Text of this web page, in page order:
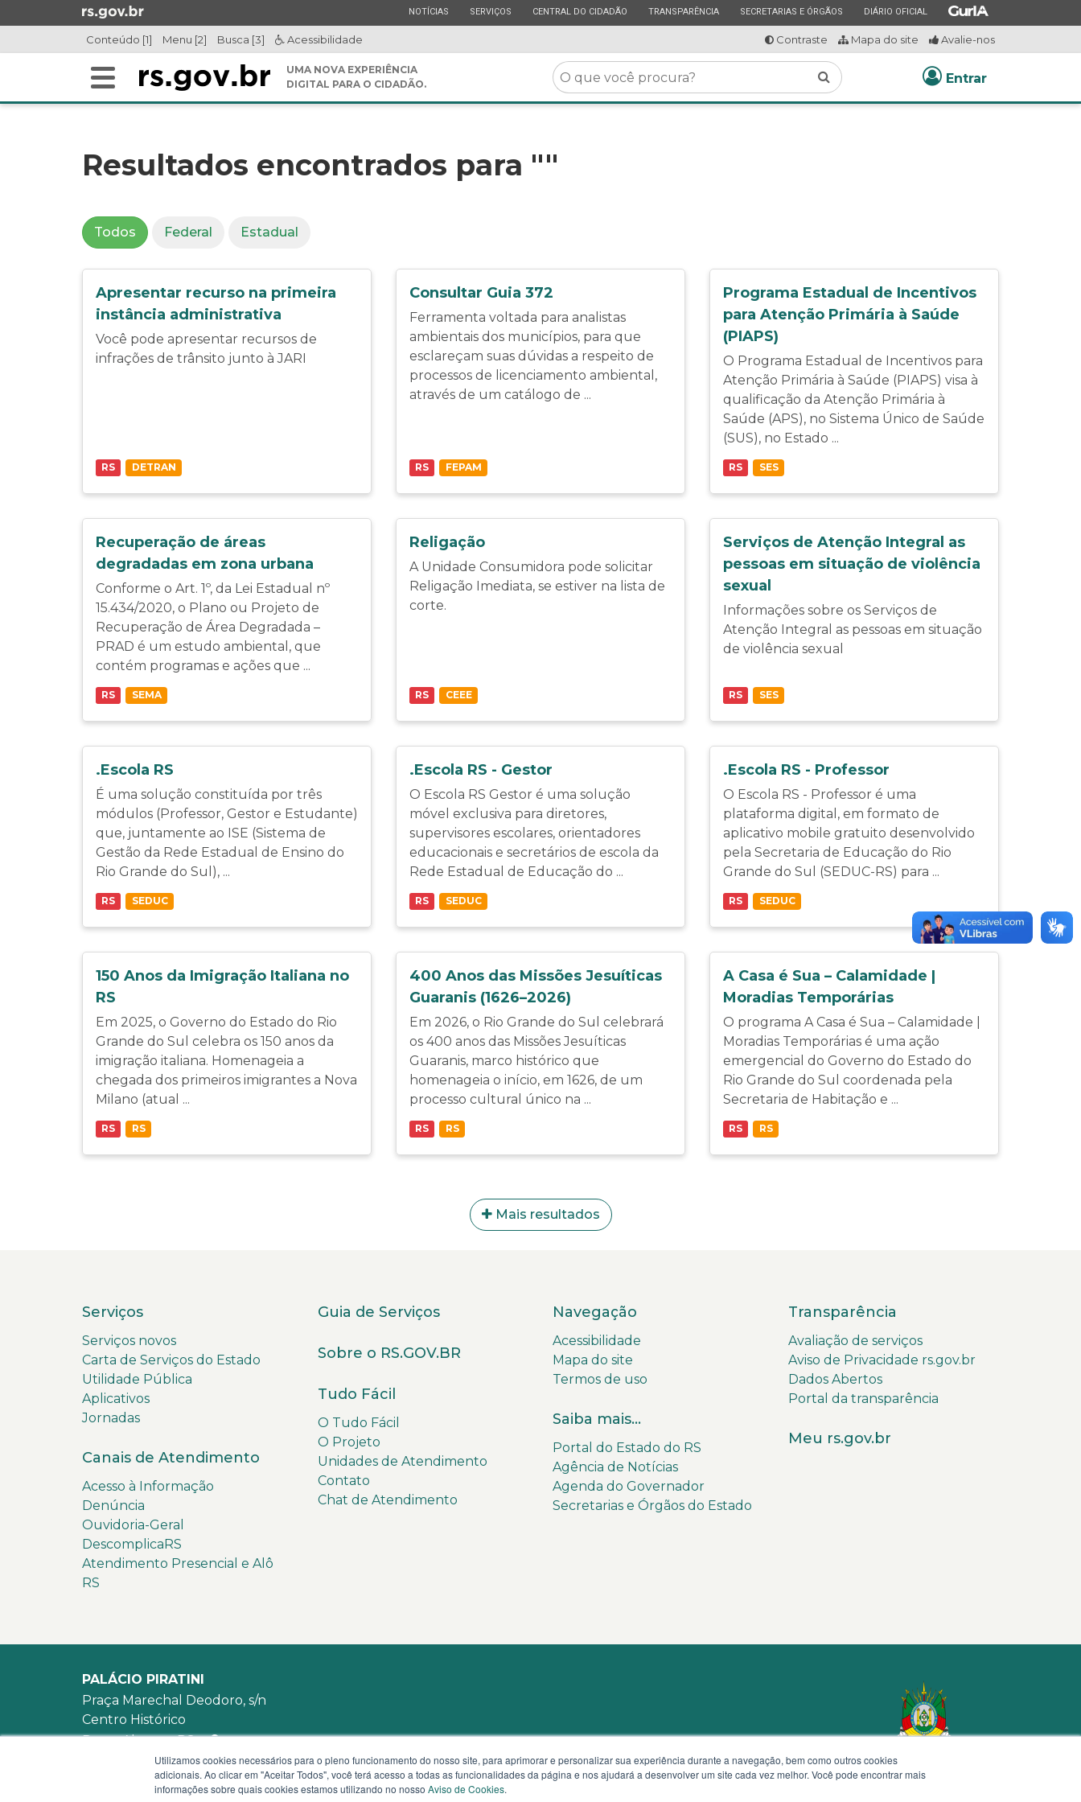
para
para
ESTADO
NOTÍCIAS ESTADO
SERVIÇOS ESTADO
CENTRAL DO CIDADÃO ESTADO
TRANSPARÊNCIA ESTADO
SECRETARIAS E ÓRGÃOS ESTADO
DIÁRIO OFICIAL ESTADO
Conteúdo [1] Menu [2] Busca [3] Acessibilidade Contraste Mapa do site Avalie-nos
Alterna
UMA NOVA EXPERIÊNCIA
DIGITAL PARA O CIDADÃO.
O
que
você
Buscar Entrar
Resultados encontrados para ""
Todos Federal Estadual
Apresentar recurso na primeira
instância administrativa
Você pode apresentar recursos de
infrações de trânsito junto à JARI
RS DETRAN
Consultar Guia 372
Ferramenta voltada para analistas
ambientais dos municípios, para que
esclareçam suas dúvidas a respeito de
processos de licenciamento ambiental,
através de um catálogo de ...
RS FEPAM
Programa Estadual de Incentivos
para Atenção Primária à Saúde
(PIAPS)
O Programa Estadual de Incentivos para
Atenção Primária à Saúde (PIAPS) visa à
qualificação da Atenção Primária à
Saúde (APS), no Sistema Único de Saúde
(SUS), no Estado ...
RS SES
Recuperação de áreas
degradadas em zona urbana
Conforme o Art. 1º, da Lei Estadual nº
15.434/2020, o Plano ou Projeto de
Recuperação de Área Degradada –
PRAD é um estudo ambiental, que
contém programas e ações que ...
RS SEMA
Religação
A Unidade Consumidora pode solicitar
Religação Imediata, se estiver na lista de
corte.
RS CEEE
Serviços de Atenção Integral as
pessoas em situação de violência
sexual
Informações sobre os Serviços de
Atenção Integral as pessoas em situação
de violência sexual
RS SES
.Escola RS
É uma solução constituída por três
módulos (Professor, Gestor e Estudante)
que, juntamente ao ISE (Sistema de
Gestão da Rede Estadual de Ensino do
Rio Grande do Sul), ...
RS SEDUC
.Escola RS - Gestor
O Escola RS Gestor é uma solução
móvel exclusiva para diretores,
supervisores escolares, orientadores
educacionais e secretários de escola da
Rede Estadual de Educação do ...
RS SEDUC
.Escola RS - Professor
O Escola RS - Professor é uma
plataforma digital, em formato de
aplicativo mobile gratuito desenvolvido
pela Secretaria de Educação do Rio
Grande do Sul (SEDUC-RS) para ...
RS SEDUC
150 Anos da Imigração Italiana no
RS
Em 2025, o Governo do Estado do Rio
Grande do Sul celebra os 150 anos da
imigração italiana. Homenageia a
chegada dos primeiros imigrantes a Nova
Milano (atual ...
RS RS
400 Anos das Missões Jesuíticas
Guaranis (1626–2026)
Em 2026, o Rio Grande do Sul celebrará
os 400 anos das Missões Jesuíticas
Guaranis, marco histórico que
homenageia o início, em 1626, de um
processo cultural único na ...
RS RS
A Casa é Sua – Calamidade |
Moradias Temporárias
O programa A Casa é Sua – Calamidade |
Moradias Temporárias é uma ação
emergencial do Governo do Estado do
Rio Grande do Sul coordenada pela
Secretaria de Habitação e ...
RS RS
Mais resultados
Serviços
Serviços novos
Carta de Serviços do Estado
Utilidade Pública
Aplicativos
Jornadas
Canais de Atendimento
Acesso à Informação
Denúncia
Ouvidoria-Geral
DescomplicaRS
Atendimento Presencial e Alô
RS
Guia de Serviços
Sobre o RS.GOV.BR
Tudo Fácil
O Tudo Fácil
O Projeto
Unidades de Atendimento
Contato
Chat de Atendimento
Navegação
Acessibilidade
Mapa do site
Termos de uso
Saiba mais...
Portal do Estado do RS
Agência de Notícias
Agenda do Governador
Secretarias e Órgãos do Estado
Transparência
Avaliação de serviços
Aviso de Privacidade rs.gov.br
Dados Abertos
Portal da transparência
Meu rs.gov.br
PALÁCIO PIRATINI
Praça Marechal Deodoro, s/n
Centro Histórico
Porto Alegre - RS -
mapa
WhatsApp:(51) 3210-3939
Utilizamos cookies necessários para o pleno funcionamento do nosso site, para aprimorar e personalizar sua experiência durante a navegação, bem como outros cookies
adicionais. Ao clicar em "Aceitar Todos", você terá acesso a todas as funcionalidades da página e nos ajudará a desenvolver um site cada vez melhor. Você pode encontrar mais
informações sobre quais cookies estamos utilizando no nosso Aviso de Cookies.